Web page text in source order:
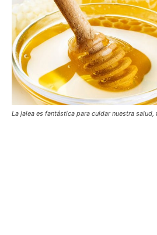
La jalea es fantástica para cuidar nuestra